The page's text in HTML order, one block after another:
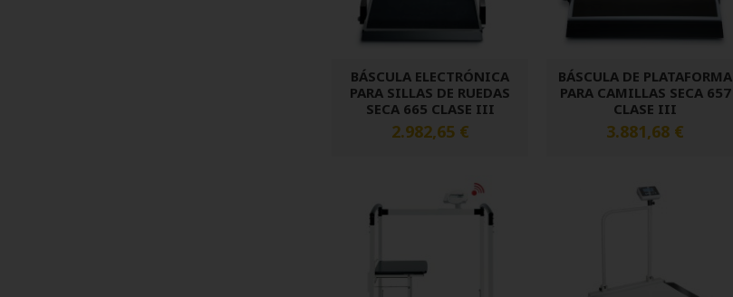
BÁSCULA ELECTRÓNICA
PARA SILLAS DE RUEDAS
SECA 665 CLASE III
2.982,65 €
BÁSCULA DE PLATAFORMA
PARA CAMILLAS SECA 657
CLASE III
3.881,68 €